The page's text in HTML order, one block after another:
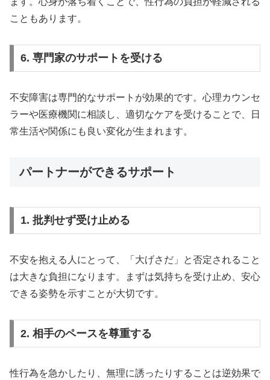
こともあります。
6. 専門家のサポートを受ける
不安障害は専門的なサポートが効果的です。心理カウンセ
ラーや医療機関に相談し、適切なケアを受けることで、日
常生活や関係にも良い変化が生まれます。
パートナーができるサポート
1. 批判せず受け止める
不安を抱える人にとって、「大げさだ」と否定されること
は大きな負担になります。まずは気持ちを受け止め、安心
できる姿勢を示すことが大切です。
2. 相手のペースを尊重する
性行為を急かしたり、無理に誘ったりすることは逆効果で